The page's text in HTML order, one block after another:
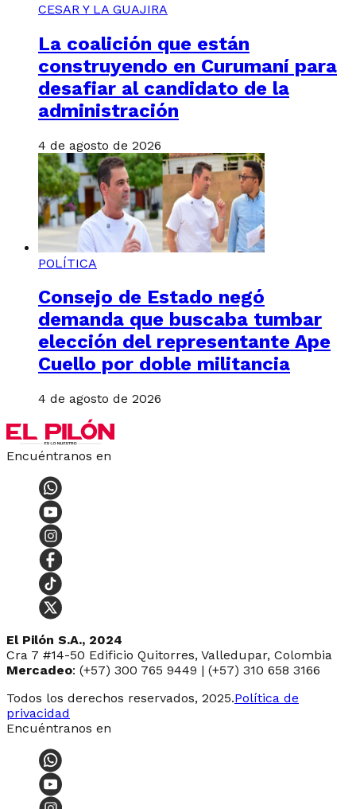
CESAR Y LA GUAJIRA
La coalición que están
construyendo en Curumaní para
desafiar al candidato de la
administración
4 de agosto de 2026
POLÍTICA
Consejo de Estado negó
demanda que buscaba tumbar
elección del representante Ape
Cuello por doble militancia
4 de agosto de 2026
Encuéntranos en
El Pilón S.A., 2024
Cra 7 #14-50 Edificio Quitorres, Valledupar, Colombia
Mercadeo: (+57) 300 765 9449 | (+57) 310 658 3166
Todos los derechos reservados, 2025.Política de
privacidad
Encuéntranos en